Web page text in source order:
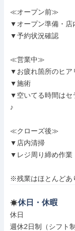
≪オープン前≫
▼オープン準備・店
▼予約状況確認
≪営業中≫
▼お疲れ箇所のヒア
▼施術
▼空いてる時間はセ
♪
≪クローズ後≫
▼店内清掃
▼レジ周り締め作業
※残業はほとんどあ
休日・休暇
休日
週休2日制（シフト